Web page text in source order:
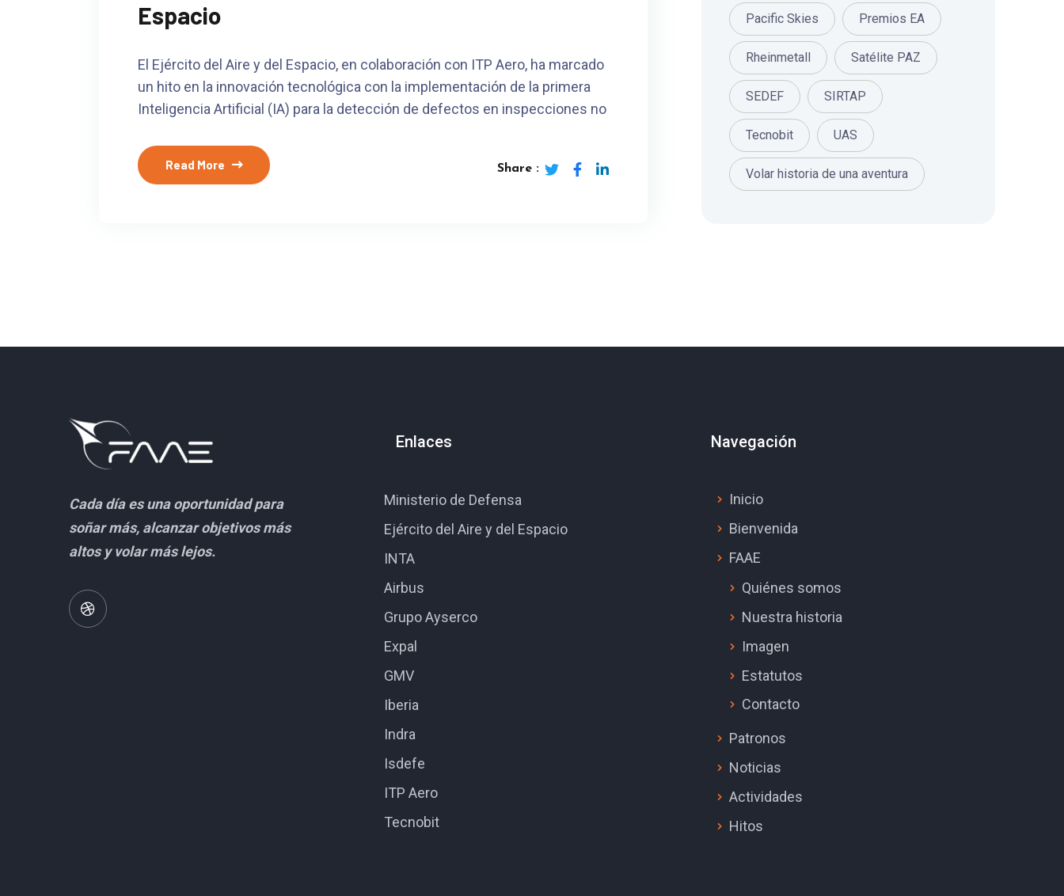
Espacio
El Ejército del Aire y del Espacio, en colaboración con ITP Aero, ha marcado
un hito en la innovación tecnológica con la implementación de la primera
Inteligencia Artificial (IA) para la detección de defectos en inspecciones no
Read More Share :
Pacific Skies Premios EA
Rheinmetall Satélite PAZ
SEDEF SIRTAP
Tecnobit UAS
Volar historia de una aventura
Cada día es una oportunidad para
soñar más, alcanzar objetivos más
altos y volar más lejos.
Enlaces
Ministerio de Defensa
Ejército del Aire y del Espacio
INTA
Airbus
Grupo Ayserco
Expal
GMV
Iberia
Indra
Isdefe
ITP Aero
Tecnobit
Navegación
Inicio
Bienvenida
FAAE
Quiénes somos
Nuestra historia
Imagen
Estatutos
Contacto
Patronos
Noticias
Actividades
Hitos